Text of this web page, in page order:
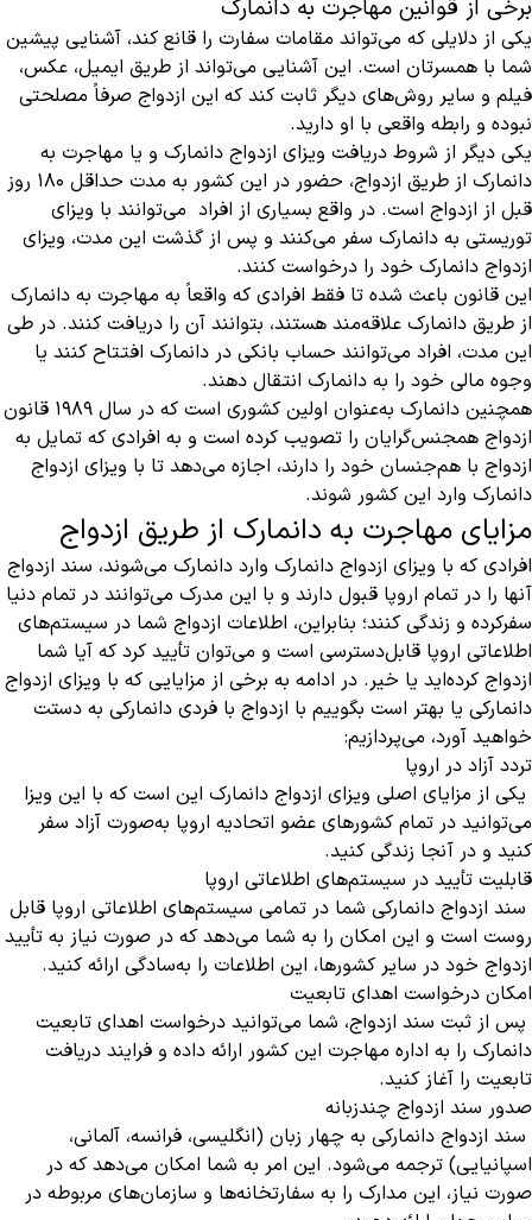
برخی از قوانین مهاجرت به دانمارک
یکی از دلایلی که می‌تواند مقامات سفارت را قانع کند، آشنایی پیشین
شما با همسرتان است. این آشنایی می‌تواند از طریق ایمیل، عکس،
فیلم و سایر روش‌های دیگر ثابت کند که این ازدواج صرفاً مصلحتی
نبوده و رابطه واقعی با او دارید.
یکی دیگر از شروط دریافت ویزای ازدواج دانمارک و یا مهاجرت به
دانمارک از طریق ازدواج، حضور در این کشور به مدت حداقل 180 روز
قبل از ازدواج است. در واقع بسیاری از افراد می‌توانند با ویزای
توریستی به دانمارک سفر می‌کنند و پس از گذشت این مدت، ویزای
ازدواج دانمارک خود را درخواست کنند.
این قانون باعث شده تا فقط افرادی که واقعاً به مهاجرت به دانمارک
از طریق دانمارک علاقه‌مند هستند، بتوانند آن را دریافت کنند. در طی
این مدت، افراد می‌توانند حساب بانکی در دانمارک افتتاح کنند یا
وجوه مالی خود را به دانمارک انتقال دهند.
همچنین دانمارک به‌عنوان اولین کشوری است که در سال ۱۹۸۹ قانون
ازدواج همجنس‌گرایان را تصویب کرده است و به افرادی که تمایل به
ازدواج با هم‌جنسان خود را دارند، اجازه می‌دهد تا با ویزای ازدواج
دانمارک وارد این کشور شوند.
مزایای مهاجرت به دانمارک از طریق ازدواج
افرادی که با ویزای ازدواج دانمارک وارد دانمارک می‌شوند، سند ازدواج
آنها را در تمام اروپا قبول دارند و با این مدرک می‌توانند در تمام دنیا
سفرکرده و زندگی کنند؛ بنابراین، اطلاعات ازدواج شما در سیستم‌های
اطلاعاتی اروپا قابل‌دسترسی است و می‌توان تأیید کرد که آیا شما
ازدواج کرده‌اید یا خیر. در ادامه به برخی از مزایایی که با ویزای ازدواج
دانمارکی یا بهتر است بگوییم با ازدواج با فردی دانمارکی به دستت
خواهید آورد، می‌پردازیم:
تردد آزاد در اروپا
یکی از مزایای اصلی ویزای ازدواج دانمارک این است که با این ویزا
می‌توانید در تمام کشورهای عضو اتحادیه اروپا به‌صورت آزاد سفر
کنید و در آنجا زندگی کنید.
قابلیت تأیید در سیستم‌های اطلاعاتی اروپا
سند ازدواج دانمارکی شما در تمامی سیستم‌های اطلاعاتی اروپا قابل
روست است و این امکان را به شما می‌دهد که در صورت نیاز به تأیید
ازدواج خود در سایر کشورها، این اطلاعات را به‌سادگی ارائه کنید.
امکان درخواست اهدای تابعیت
پس از ثبت سند ازدواج، شما می‌توانید درخواست اهدای تابعیت
دانمارک را به اداره مهاجرت این کشور ارائه داده و فرایند دریافت
تابعیت را آغاز کنید.
صدور سند ازدواج چندزبانه
سند ازدواج دانمارکی به چهار زبان (انگلیسی، فرانسه، آلمانی،
اسپانیایی) ترجمه می‌شود. این امر به شما امکان می‌دهد که در
صورت نیاز، این مدارک را به سفارتخانه‌ها و سازمان‌های مربوطه در